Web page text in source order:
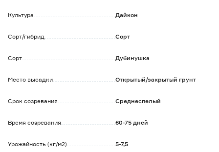
привкуса. Пригоден для длительного хранения в зимний
Культура Дайкон
Сорт/гибрид Сорт
Сорт Дубинушка
Место высадки Открытый/закрытый грунт
Срок созревания Среднеспелый
Время созревания 60-75 дней
Урожайность (кг/м2) 5-7,5